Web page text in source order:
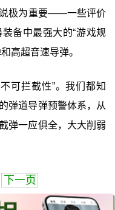
说极为重要——一些评价
备中最强大的“游戏规
高超音速导弹。
可拦截性”。我们都知
弹道导弹预警体系，从
弹一应俱全，大大削弱
下一页